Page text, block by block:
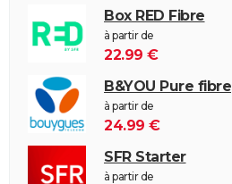
Box RED Fibre
à partir de
22.99 €
B&YOU Pure fibre
à partir de
24.99 €
SFR Starter
à partir de